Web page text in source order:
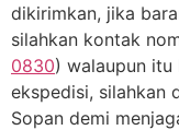
dikirimkan, jika
silahkan kontak
0830) walaupun itu
ekspedisi, silahkan
Sopan demi